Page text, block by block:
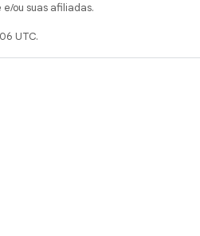
ou suas afiliadas.
UTC.